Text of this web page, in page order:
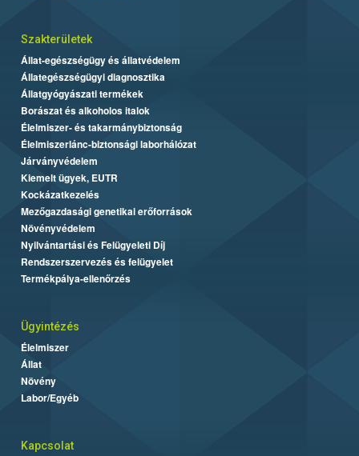
Szakterületek
Állat-egészségügy és állatvédelem
Állategészségügyi diagnosztika
Állatgyógyászati termékek
Borászat és alkoholos italok
Élelmiszer- és takarmánybiztonság
Élelmiszerlánc-biztonsági laborhálózat
Járványvédelem
Kiemelt ügyek, EUTR
Kockázatkezelés
Mezőgazdasági genetikai erőforrások
Növényvédelem
Nyilvántartási és Felügyeleti Díj
Rendszerszervezés és felügyelet
Termékpálya-ellenőrzés
Ügyintézés
Élelmiszer
Állat
Növény
Labor/Egyéb
Kapcsolat